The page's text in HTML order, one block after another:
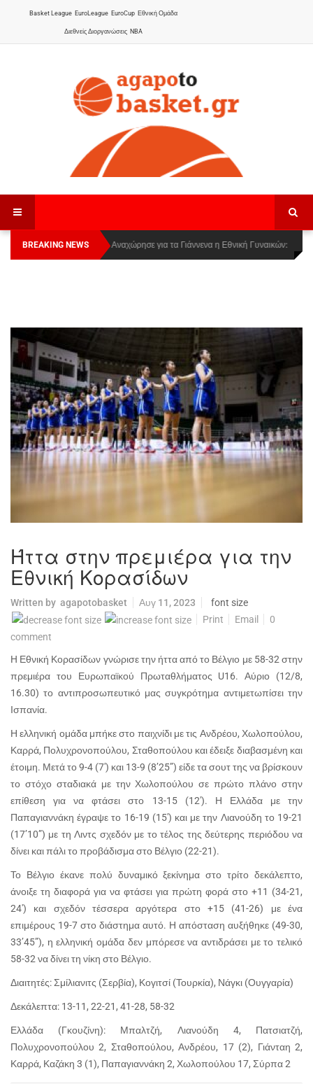
Basket League EuroLeague EuroCup Εθνική Ομάδα
Διεθνείς Διοργανώσεις NBA
BREAKING NEWS
Οι Πάνθηρες Καβάλας στην Women Basketball
League 1
Αναχώρησε για τα Γιάννενα η Εθνική Γυναικών
Ήττα στην πρεμιέρα για την
Εθνική Κορασίδων
Written by agapotobasket Αυγ 11, 2023
font size
Print
Email
0
comment
H Εθνική Κορασίδων γνώρισε την ήττα από το Βέλγιο με 58-32 στην
πρεμιέρα του Ευρωπαϊκού Πρωταθλήματος U16. Αύριο (12/8,
16.30) το αντιπροσωπευτικό μας συγκρότημα αντιμετωπίσει την
Ισπανία.
Η ελληνική ομάδα μπήκε στο παιχνίδι με τις Ανδρέου, Χωλοπούλου,
Καρρά, Πολυχρονοπούλου, Σταθοπούλου και έδειξε διαβασμένη και
έτοιμη. Μετά το 9-4 (7′) και 13-9 (8’25”) είδε τα σουτ της να βρίσκουν
το στόχο σταδιακά με την Χωλοπούλου σε πρώτο πλάνο στην
επίθεση για να φτάσει στο 13-15 (12′). Η Ελλάδα με την
Παπαγιαννάκη έγραψε το 16-19 (15′) και με την Λιανούδη το 19-21
(17’10”) με τη Λιντς σχεδόν με το τέλος της δεύτερης περιόδου να
δίνει και πάλι το προβάδισμα στο Βέλγιο (22-21).
Το Βέλγιο έκανε πολύ δυναμικό ξεκίνημα στο τρίτο δεκάλεπτο,
άνοιξε τη διαφορά για να φτάσει για πρώτη φορά στο +11 (34-21,
24′) και σχεδόν τέσσερα αργότερα στο +15 (41-26) με ένα
επιμέρους 19-7 στο διάστημα αυτό. Η απόσταση αυξήθηκε (49-30,
33’45”), η ελληνική ομάδα δεν μπόρεσε να αντιδράσει με το τελικό
58-32 να δίνει τη νίκη στο Βέλγιο.
Διαιτητές: Σμίλιανιτς (Σερβία), Κογιτσί (Τουρκία), Νάγκι (Ουγγαρία)
Δεκάλεπτα: 13-11, 22-21, 41-28, 58-32
Ελλάδα (Γκουζίνη): Μπαλτζή, Λιανούδη 4, Πατσιατζή,
Πολυχρονοπούλου 2, Σταθοπούλου, Ανδρέου, 17 (2), Γιάνταη 2,
Καρρά, Καζάκη 3 (1), Παπαγιαννάκη 2, Χωλοπούλου 17, Σύρπα 2